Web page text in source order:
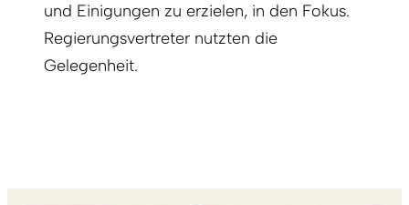
und Einigungen zu erzielen, in den Fokus.
Regierungsvertreter nutzten die
Gelegenheit.